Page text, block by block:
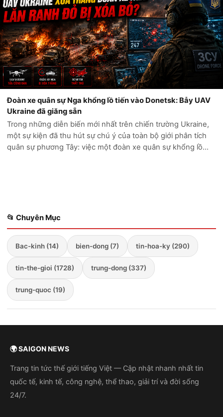
Đoàn xe quân sự Nga khổng lồ tiến vào Donetsk: Bẫy UAV
Ukraine đã giăng sẵn
Trong những diễn biến mới nhất trên chiến trường Ukraine,
một sự kiện đã thu hút sự chú ý của toàn bộ giới phân tích
quân sự phương Tây: việc một đoàn xe quân sự khổng lồ
📂 Chuyên Mục
Bac-kinh (14) bien-dong (7) tin-hoa-ky (290)
tin-the-gioi (1728) trung-dong (337)
trung-quoc (19)
🌍 SAIGON NEWS
Trang tin tức thế giới tiếng Việt — Cập nhật nhanh nhất tin
quốc tế, kinh tế, công nghệ, thể thao, giải trí và đời sống
24/7.